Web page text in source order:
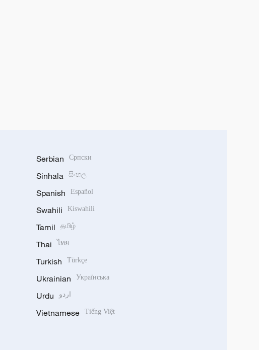
Serbian Српски
Sinhala සිංහල
Spanish Español
Swahili Kiswahili
Tamil தமிழ்
Thai ไทย
Turkish Türkçe
Ukrainian Українська
Urdu اردو
Vietnamese Tiếng Việt